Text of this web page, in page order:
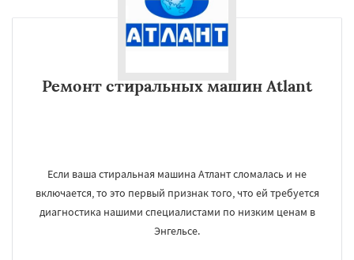
Ремонт стиральных машин Atlant
Если ваша стиральная машина Атлант сломалась и не
включается, то это первый признак того, что ей требуется
диагностика нашими специалистами по низким ценам в
Энгельсе.